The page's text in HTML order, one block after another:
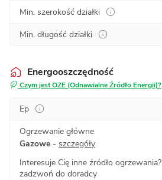
Min. szerokość działki
Min. długość działki
Energooszczędność
Czym jest OZE (Odnawialne Źródło Energii)?
Ep
Ogrzewanie główne
Gazowe - szczegóły
Interesuje Cię inne źródło ogrzewania?
zadzwoń do doradcy